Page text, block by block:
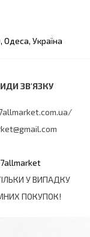
Одеса, Україна
У ВИПАДКУ
ПОКУПОК!